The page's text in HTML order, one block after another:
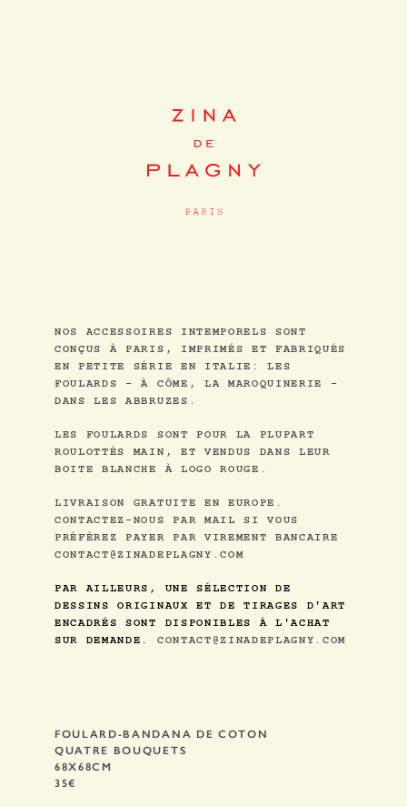
NOS ACCESSOIRES INTEMPORELS SONT
CONÇUS À PARIS, IMPRIMÉS ET FABRIQUÉS
EN PETITE SÉRIE EN ITALIE: LES
FOULARDS - À CÔME, LA MAROQUINERIE -
DANS LES ABBRUZES.
LES FOULARDS SONT POUR LA PLUPART
ROULOTTÉS MAIN, ET VENDUS DANS LEUR
BOITE BLANCHE À LOGO ROUGE.
LIVRAISON GRATUITE EN EUROPE.
CONTACTEZ-NOUS PAR MAIL SI VOUS
PRÉFÉREZ PAYER PAR VIREMENT BANCAIRE
CONTACT@ZINADEPLAGNY.COM
PAR AILLEURS, UNE SÉLECTION DE
DESSINS ORIGINAUX ET DE TIRAGES D'ART
ENCADRÉS SONT DISPONIBLES À L'ACHAT
SUR DEMANDE. CONTACT@ZINADEPLAGNY.COM
FOULARD-BANDANA DE COTON
QUATRE BOUQUETS
68X68CM
35€